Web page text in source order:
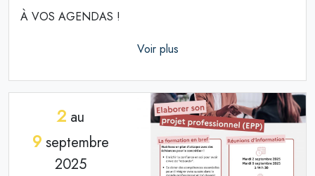
À VOS AGENDAS !
Voir plus
2 au
9 septembre
2025